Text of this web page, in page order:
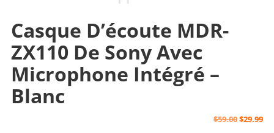
Casque D’écoute MDR-
ZX110 De Sony Avec
Microphone Intégré –
Blanc
$59.00Original
$29.99